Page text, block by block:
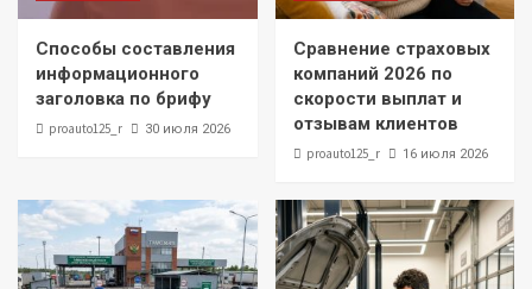
Способы составления
информационного
заголовка по брифу
proauto125_r 30 июля 2026
Сравнение страховых
компаний 2026 по
скорости выплат и
отзывам клиентов
proauto125_r 16 июля 2026